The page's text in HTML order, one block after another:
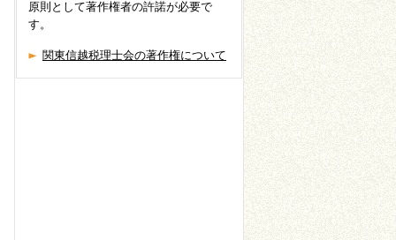
原則として著作権者の許諾が必要で
す。
関東信越税理士会の著作権について